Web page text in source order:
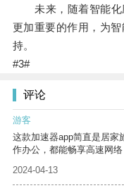
未来，随着智能化
更加重要的作用，为
持。
#3#
评论
游客
这款加速器app简直是居家
作办公，都能畅享高速网
2024-04-13